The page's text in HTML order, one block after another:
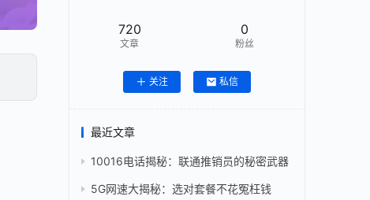
720
文章
0
粉丝
关注 私信
最近文章
10016电话揭秘：联通推销员的秘密武器
5G网速大揭秘：选对套餐不花冤枉钱